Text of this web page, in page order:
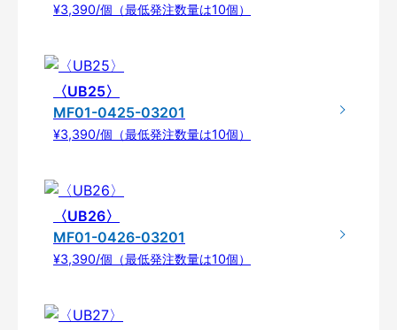
¥3,390/個（最低発注数量は10個）
〈UB25〉
MF01-0425-03201
¥3,390/個（最低発注数量は10個）
〈UB26〉
MF01-0426-03201
¥3,390/個（最低発注数量は10個）